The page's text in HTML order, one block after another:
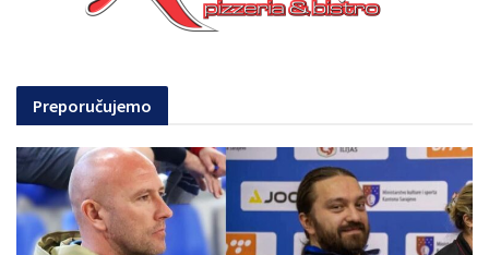
Preporučujemo